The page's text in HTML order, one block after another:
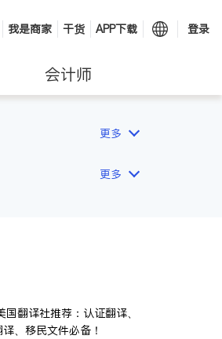
我是商家 干货 APP下载 登录
会计师
更多
更多
国翻译社推荐：认证翻译、
、移民文件必备！